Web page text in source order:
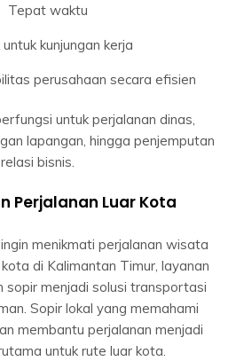
Tepat waktu
untuk kunjungan kerja
perusahaan secara efisien
untuk perjalanan dinas,
lapangan, hingga penjemputan
relasi bisnis.
Perjalanan Luar Kota
menikmati perjalanan wisata
di Kalimantan Timur, layanan
sopir menjadi solusi transportasi
Sopir lokal yang memahami
membantu perjalanan menjadi
untuk rute luar kota.